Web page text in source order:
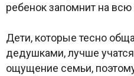
ребенок запомнит на
Дети, которые тесно
дедушками, лучше
ощущение семьи,